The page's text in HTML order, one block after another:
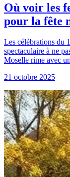
Où voir les
pour la fête
Les célébrations du
spectaculaire à ne
Moselle rime avec
21 octobre 2025